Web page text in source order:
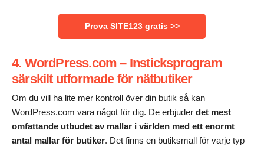
Prova SITE123 gratis >>
4. WordPress.com – Insticksprogram
särskilt utformade för nätbutiker
Om du vill ha lite mer kontroll över din butik så kan
WordPress.com vara något för dig. De erbjuder det mest
omfattande utbudet av mallar i världen med ett enormt
antal mallar för butiker. Det finns en butiksmall för varje typ